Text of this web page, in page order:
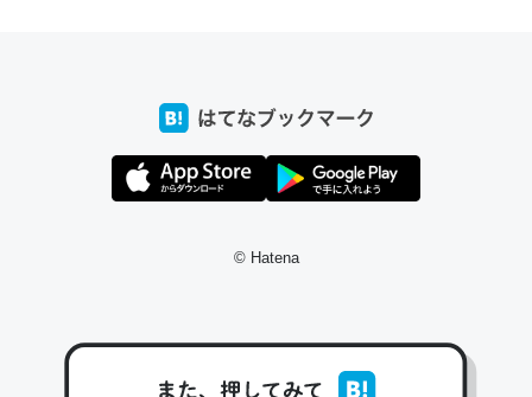
コミュニケーションが劇的に変化した｜tayorini by LIFULL介護
私も3年前ぐらいに祖母の家に設置した。ポケットWifiみ
https://toyoshi.hatenablog.com/entry/2019/05/15/1805
© Hatena